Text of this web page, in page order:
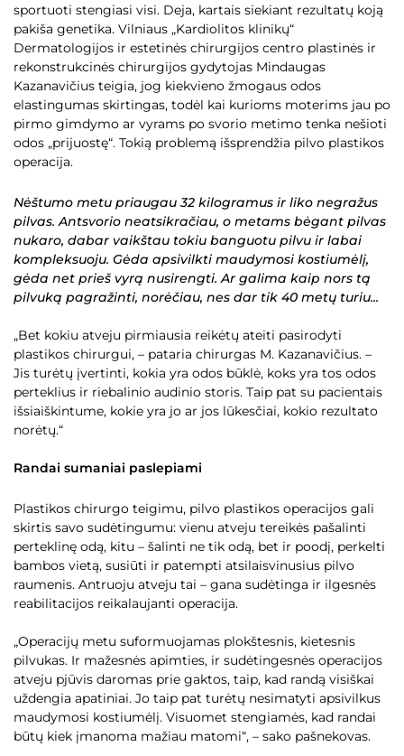
sportuoti stengiasi visi. Deja, kartais siekiant rezultatų koją
pakiša genetika. Vilniaus „Kardiolitos klinikų“
Dermatologijos ir estetinės chirurgijos centro plastinės ir
rekonstrukcinės chirurgijos gydytojas Mindaugas
Kazanavičius teigia, jog kiekvieno žmogaus odos
elastingumas skirtingas, todėl kai kurioms moterims jau po
pirmo gimdymo ar vyrams po svorio metimo tenka nešioti
odos „prijuostę“. Tokią problemą išsprendžia pilvo plastikos
operacija.
Nėštumo metu priaugau 32 kilogramus ir liko negražus
pilvas. Antsvorio neatsikračiau, o metams bėgant pilvas
nukaro, dabar vaikštau tokiu banguotu pilvu ir labai
kompleksuoju. Gėda apsivilkti maudymosi kostiumėlį,
gėda net prieš vyrą nusirengti. Ar galima kaip nors tą
pilvuką pagražinti, norėčiau, nes dar tik 40 metų turiu...
„Bet kokiu atveju pirmiausia reikėtų ateiti pasirodyti
plastikos chirurgui, – pataria chirurgas M. Kazanavičius. –
Jis turėtų įvertinti, kokia yra odos būklė, koks yra tos odos
perteklius ir riebalinio audinio storis. Taip pat su pacientais
išsiaiškintume, kokie yra jo ar jos lūkesčiai, kokio rezultato
norėtų.“
Randai sumaniai paslepiami
Plastikos chirurgo teigimu, pilvo plastikos operacijos gali
skirtis savo sudėtingumu: vienu atveju tereikės pašalinti
perteklinę odą, kitu – šalinti ne tik odą, bet ir poodį, perkelti
bambos vietą, susiūti ir patempti atsilaisvinusius pilvo
raumenis. Antruoju atveju tai – gana sudėtinga ir ilgesnės
reabilitacijos reikalaujanti operacija.
„Operacijų metu suformuojamas plokštesnis, kietesnis
pilvukas. Ir mažesnės apimties, ir sudėtingesnės operacijos
atveju pjūvis daromas prie gaktos, taip, kad randą visiškai
uždengia apatiniai. Jo taip pat turėtų nesimatyti apsivilkus
maudymosi kostiumėlį. Visuomet stengiamės, kad randai
būtų kiek įmanoma mažiau matomi“, – sako pašnekovas.